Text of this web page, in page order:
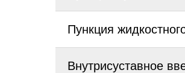
Пункция
Внутрисуставное